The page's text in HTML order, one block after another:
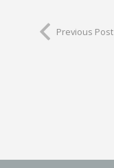
Previous Post